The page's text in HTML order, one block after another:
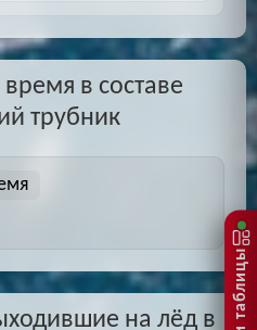
в составе
трубник
на лёд в